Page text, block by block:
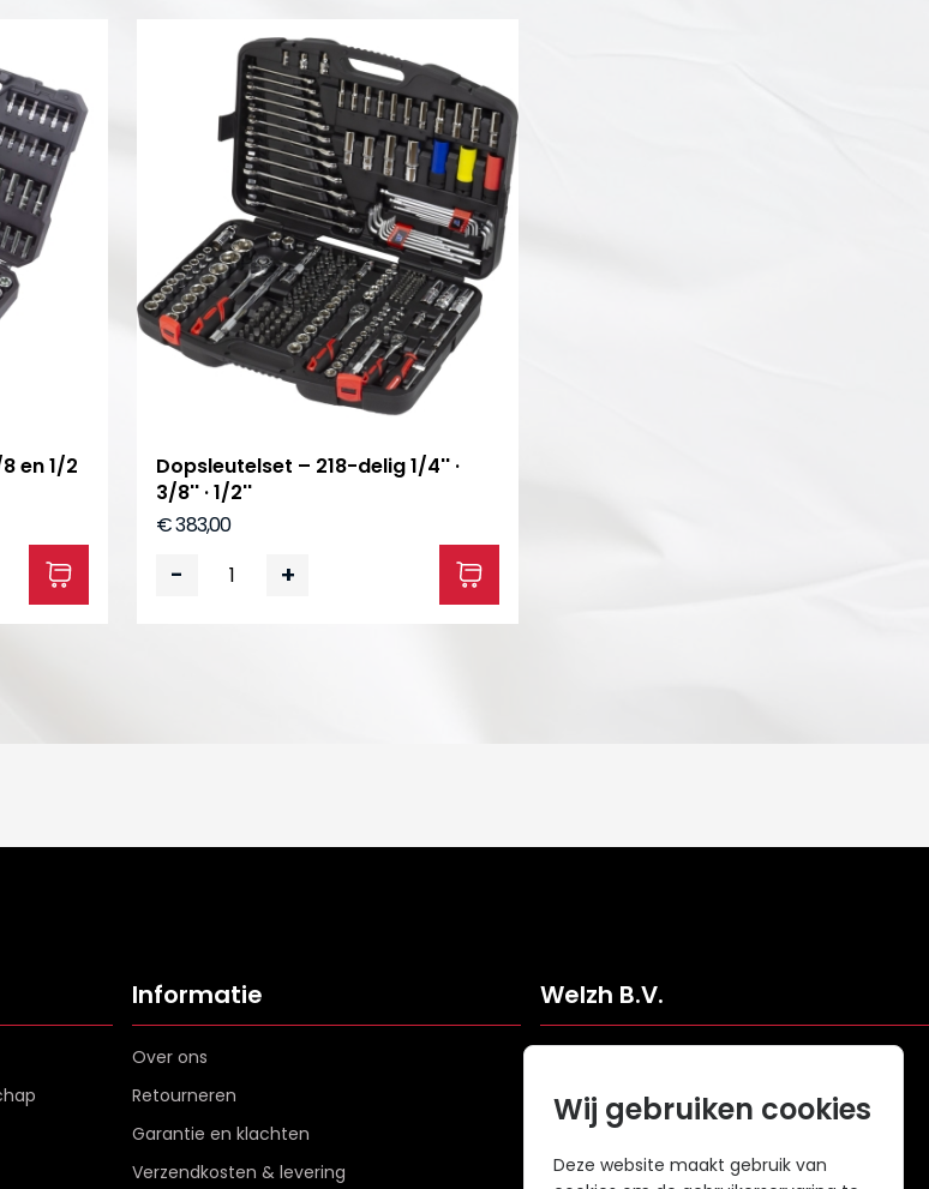
en 1/2
Dopsleutelset – 218-delig 1/4'' ·
3/8'' · 1/2''
€ 383,00
- +
Informatie
Over ons
Retourneren
Garantie en klachten
Verzendkosten & levering
Welzh B.V.
Nederland
info@welzh.nl
Wij gebruiken cookies
Deze website maakt gebruik van